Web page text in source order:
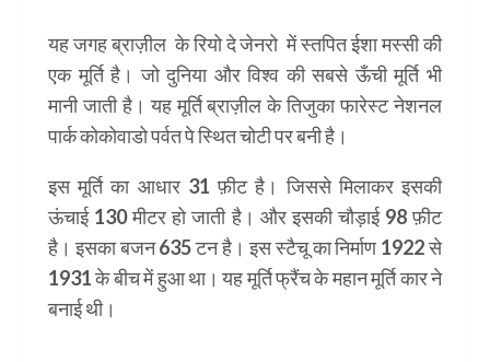
यह जगह ब्राज़ील के रियो दे जेनरो में स्तपित ईशा मस्सी की
एक मूर्ति है। जो दुनिया और विश्व की सबसे ऊँची मूर्ति भी
मानी जाती है। यह मूर्ति ब्राज़ील के तिजुका फारेस्ट नेशनल
पार्क कोकोवाडो पर्वत पे स्थित चोटी पर बनी है।
इस मूर्ति का आधार 31 फ़ीट है। जिससे मिलाकर इसकी
ऊंचाई 130 मीटर हो जाती है। और इसकी चौड़ाई 98 फ़ीट
है। इसका बजन 635 टन है। इस स्टैचू का निर्माण 1922 से
1931 के बीच में हुआ था। यह मूर्ति फ्रैंच के महान मूर्ति कार ने
बनाई थी।